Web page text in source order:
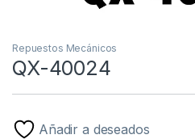
Repuestos Mecánicos
QX-40024
Añadir a deseados